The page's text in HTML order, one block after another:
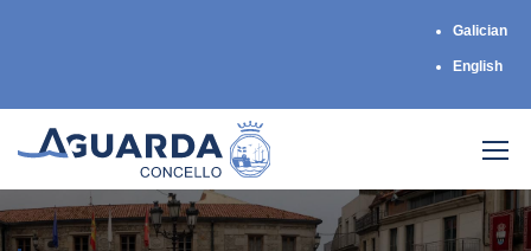
Galician
English